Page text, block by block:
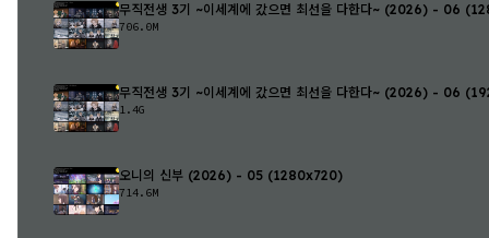
무직전생 3기 ~이세계에 갔으면 최선을 다한다~ (2026) - 06
706.0M
무직전생 3기 ~이세계에 갔으면 최선을 다한다~ (2026) - 06
1.4G
오니의 신부 (2026) - 05 (1280x720)
714.6M